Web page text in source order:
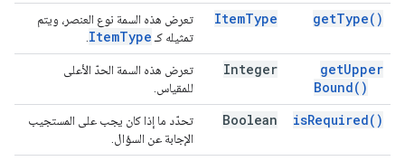
getType( )
ItemType
تعرض هذه السمة نوع العنصر، ويتم
تمثيله كـ
ItemType
getUpper
Bound( )
Integer
تعرض هذه السمة الحدّ الأعلى
للمقياس.
isRequired( )
Boolean
تحدّد ما إذا كان يجب على المستجيب
الإجابة عن السؤال.